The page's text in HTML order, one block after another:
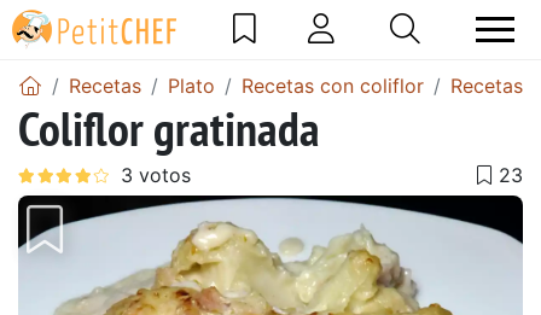
Recetas Plato Recetas con coliflor Recetas
Coliflor gratinada